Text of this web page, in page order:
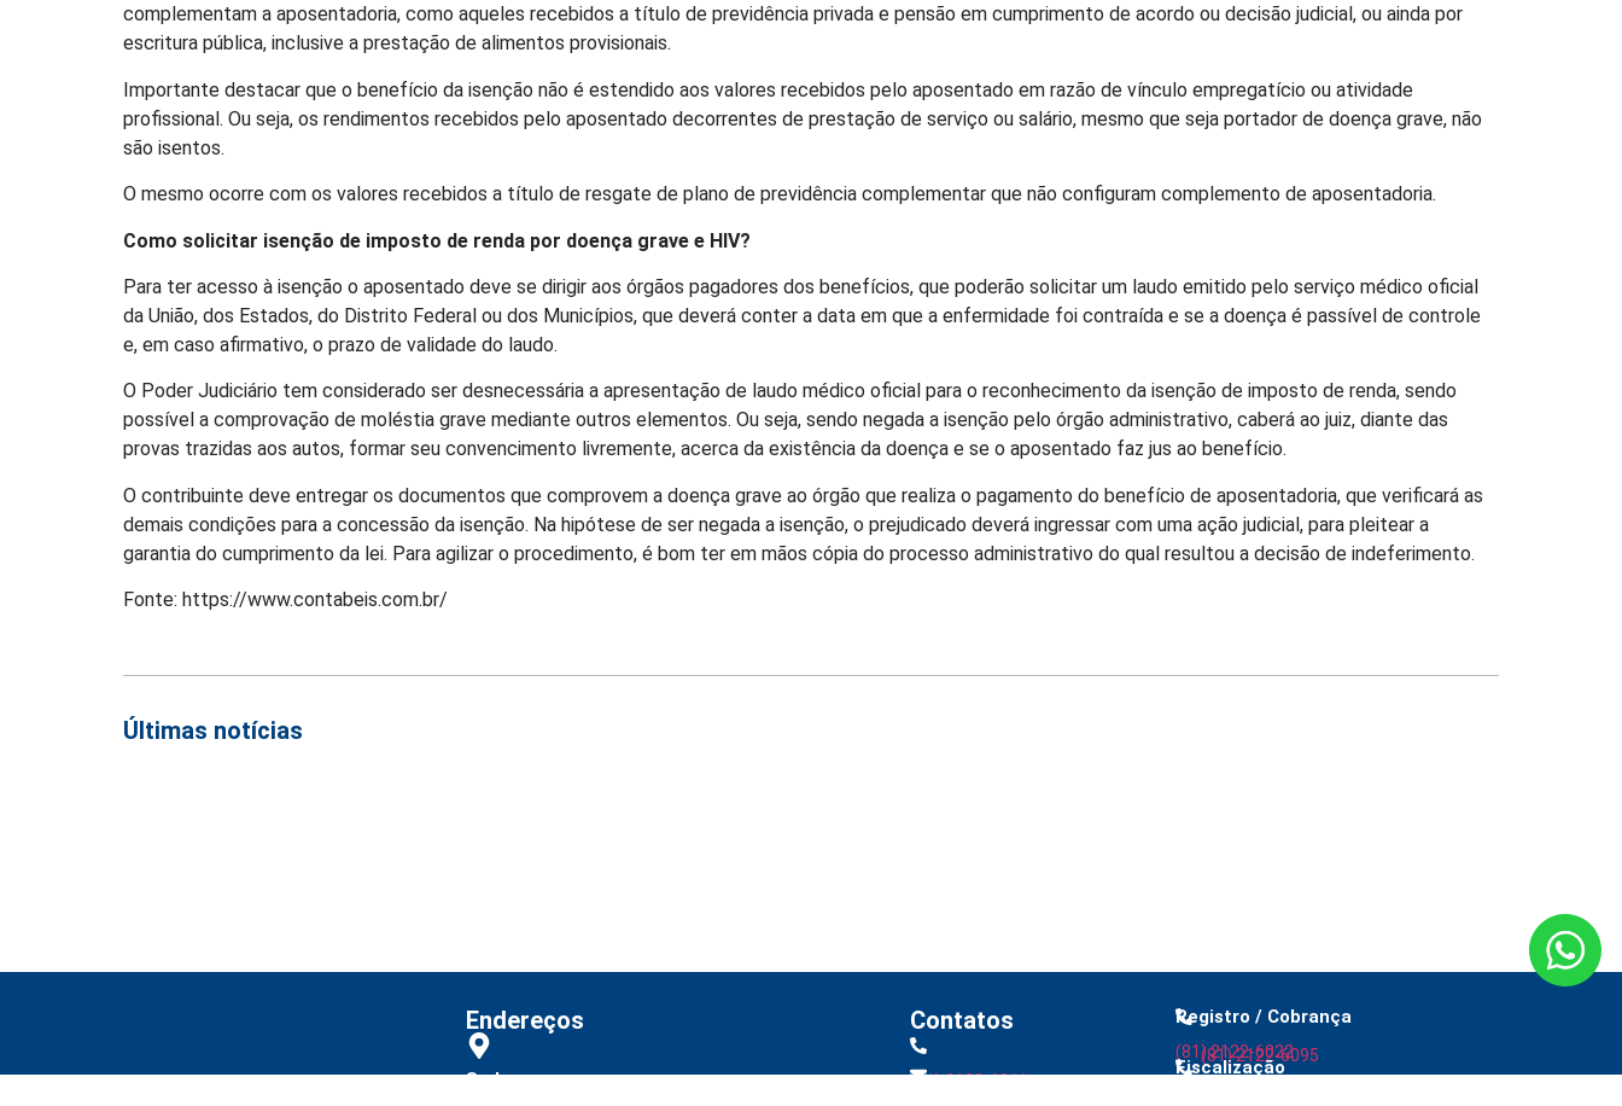
complementam a aposentadoria, como aqueles recebidos a título de previdência privada e pensão em cumprimento de acordo ou decisão judicial, ou ainda por
escritura pública, inclusive a prestação de alimentos provisionais.
Importante destacar que o benefício da isenção não é estendido aos valores recebidos pelo aposentado em razão de vínculo empregatício ou atividade
profissional. Ou seja, os rendimentos recebidos pelo aposentado decorrentes de prestação de serviço ou salário, mesmo que seja portador de doença grave, não
são isentos.
O mesmo ocorre com os valores recebidos a título de resgate de plano de previdência complementar que não configuram complemento de aposentadoria.
Como solicitar isenção de imposto de renda por doença grave e HIV?
Para ter acesso à isenção o aposentado deve se dirigir aos órgãos pagadores dos benefícios, que poderão solicitar um laudo emitido pelo serviço médico oficial
da União, dos Estados, do Distrito Federal ou dos Municípios, que deverá conter a data em que a enfermidade foi contraída e se a doença é passível de controle
e, em caso afirmativo, o prazo de validade do laudo.
O Poder Judiciário tem considerado ser desnecessária a apresentação de laudo médico oficial para o reconhecimento da isenção de imposto de renda, sendo
possível a comprovação de moléstia grave mediante outros elementos. Ou seja, sendo negada a isenção pelo órgão administrativo, caberá ao juiz, diante das
provas trazidas aos autos, formar seu convencimento livremente, acerca da existência da doença e se o aposentado faz jus ao benefício.
O contribuinte deve entregar os documentos que comprovem a doença grave ao órgão que realiza o pagamento do benefício de aposentadoria, que verificará as
demais condições para a concessão da isenção. Na hipótese de ser negada a isenção, o prejudicado deverá ingressar com uma ação judicial, para pleitear a
garantia do cumprimento da lei. Para agilizar o procedimento, é bom ter em mãos cópia do processo administrativo do qual resultou a decisão de indeferimento.
Fonte: https://www.contabeis.com.br/
Últimas notícias
Endereços
Sede
Contatos
(81) 2122-6011
Registro / Cobrança
(81) 2122-6022
(81) 2122-6095
Fiscalização